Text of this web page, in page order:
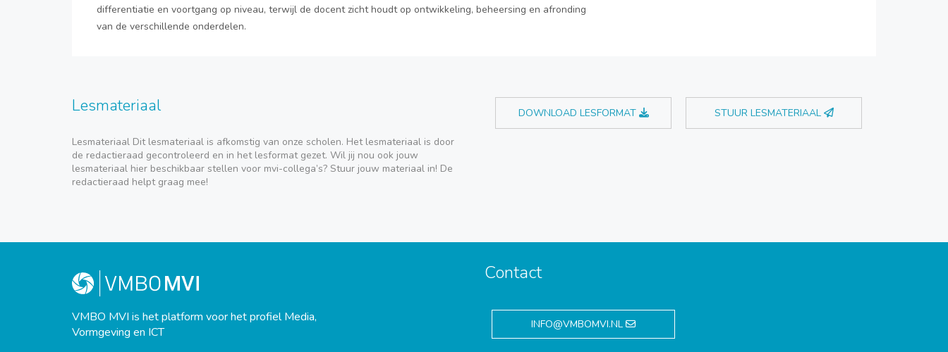
differentiatie en voortgang op niveau, terwijl de docent zicht houdt op ontwikkeling, beheersing en afronding
van de verschillende onderdelen.
Lesmateriaal
Lesmateriaal Dit lesmateriaal is afkomstig van onze scholen. Het lesmateriaal is door
de redactieraad gecontroleerd en in het lesformat gezet. Wil jij nou ook jouw
lesmateriaal hier beschikbaar stellen voor mvi-collega’s? Stuur jouw materiaal in! De
redactieraad helpt graag mee!
STUUR LESMATERIAAL
DOWNLOAD LESFORMAT
VMBO MVI is het platform voor het profiel Media,
Vormgeving en ICT
Contact
INFO@VMBOMVI.NL